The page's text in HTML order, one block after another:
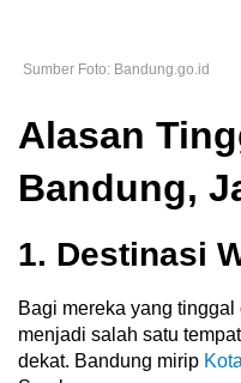
Sumber Foto: Bandung.go.id
Alasan
Bandung,
1. Destinasi
Bagi mereka yang
menjadi salah satu
dekat. Bandung mirip